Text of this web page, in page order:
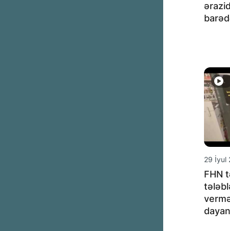
29 İyul
FHN